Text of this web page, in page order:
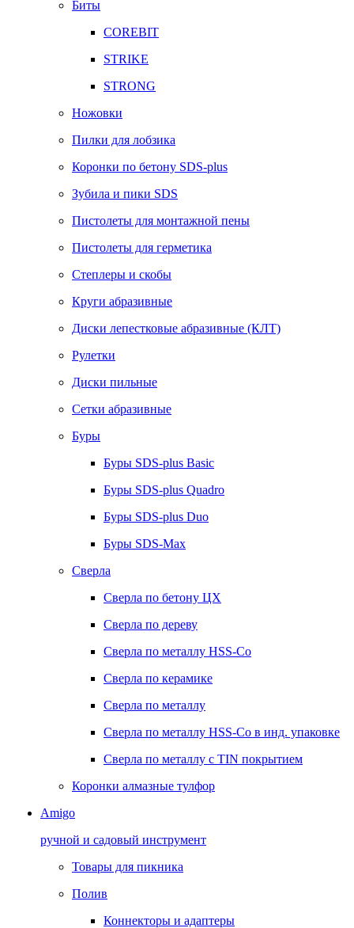
Биты
COREBIT
STRIKE
STRONG
Ножовки
Пилки для лобзика
Коронки по бетону SDS-plus
Зубила и пики SDS
Пистолеты для монтажной пены
Пистолеты для герметика
Степлеры и скобы
Круги абразивные
Диски лепестковые абразивные (КЛТ)
Рулетки
Диски пильные
Сетки абразивные
Буры
Буры SDS-plus Basic
Буры SDS-plus Quadro
Буры SDS-plus Duo
Буры SDS-Max
Сверла
Сверла по бетону ЦХ
Сверла по дереву
Сверла по металлу HSS-Co
Сверла по керамике
Сверла по металлу
Сверла по металлу HSS-Co в инд. упаковке
Сверла по металлу с TIN покрытием
Коронки алмазные тулфор
Amigo
ручной и садовый инструмент
Товары для пикника
Полив
Коннекторы и адаптеры